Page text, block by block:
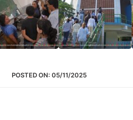
POSTED ON: 05/11/2025